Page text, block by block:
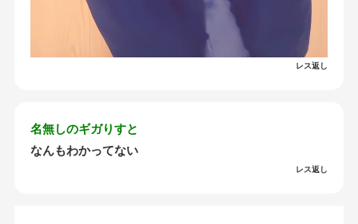
レス返し
名無しのギガりすと
なんもわかってない
レス返し